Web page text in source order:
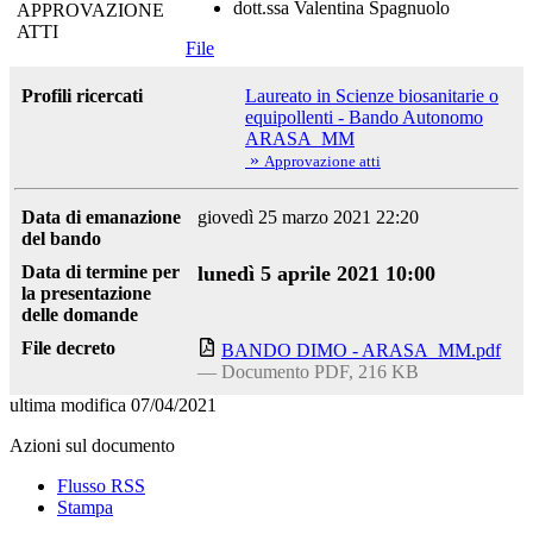
APPROVAZIONE
ATTI
dott.ssa Valentina Spagnuolo
File
Profili ricercati
Laureato in Scienze biosanitarie o
equipollenti - Bando Autonomo
ARASA_MM
» Approvazione atti
Data di emanazione
del bando
giovedì 25 marzo 2021 22:20
Data di termine per
la presentazione
delle domande
lunedì 5 aprile 2021 10:00
File decreto
BANDO DIMO - ARASA_MM.pdf
— Documento PDF, 216 KB
ultima modifica 07/04/2021
Azioni sul documento
Flusso RSS
Stampa